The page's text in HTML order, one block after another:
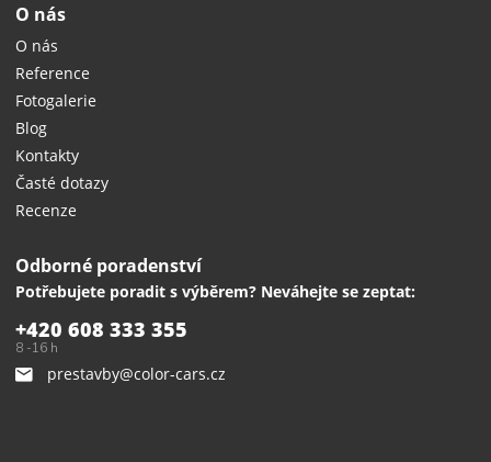
O nás
O nás
Reference
Fotogalerie
Blog
Kontakty
Časté dotazy
Recenze
Odborné poradenství
Potřebujete poradit s výběrem? Neváhejte se zeptat:
+420 608 333 355
8 -16 h
prestavby@color-cars.cz